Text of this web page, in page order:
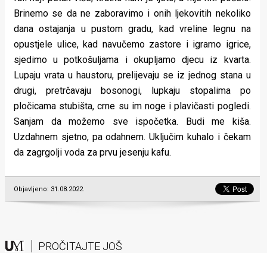
Brinemo se da ne zaboravimo i onih ljekovitih nekoliko
dana ostajanja u pustom gradu, kad vreline legnu na
opustjele ulice, kad navučemo zastore i igramo igrice,
sjedimo u potkošuljama i okupljamo djecu iz kvarta.
Lupaju vrata u haustoru, prelijevaju se iz jednog stana u
drugi, pretrčavaju bosonogi, lupkaju stopalima po
pločicama stubišta, crne su im noge i plavičasti pogledi.
Sanjam da možemo sve ispočetka. Budi me kiša.
Uzdahnem sjetno, pa odahnem. Uključim kuhalo i čekam
da zagrgolji voda za prvu jesenju kafu.
Objavljeno: 31.08.2022.
PROČITAJTE JOŠ